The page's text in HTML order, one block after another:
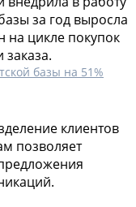
за год выросла
на цикле покупок
заказа.
базы на 51%
клиентов
позволяет